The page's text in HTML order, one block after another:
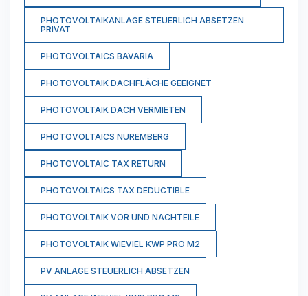
PHOTOVOLTAIKANLAGE STEUERLICH ABSETZEN
PRIVAT
PHOTOVOLTAICS BAVARIA
PHOTOVOLTAIK DACHFLÄCHE GEEIGNET
PHOTOVOLTAIK DACH VERMIETEN
PHOTOVOLTAICS NUREMBERG
PHOTOVOLTAIC TAX RETURN
PHOTOVOLTAICS TAX DEDUCTIBLE
PHOTOVOLTAIK VOR UND NACHTEILE
PHOTOVOLTAIK WIEVIEL KWP PRO M2
PV ANLAGE STEUERLICH ABSETZEN